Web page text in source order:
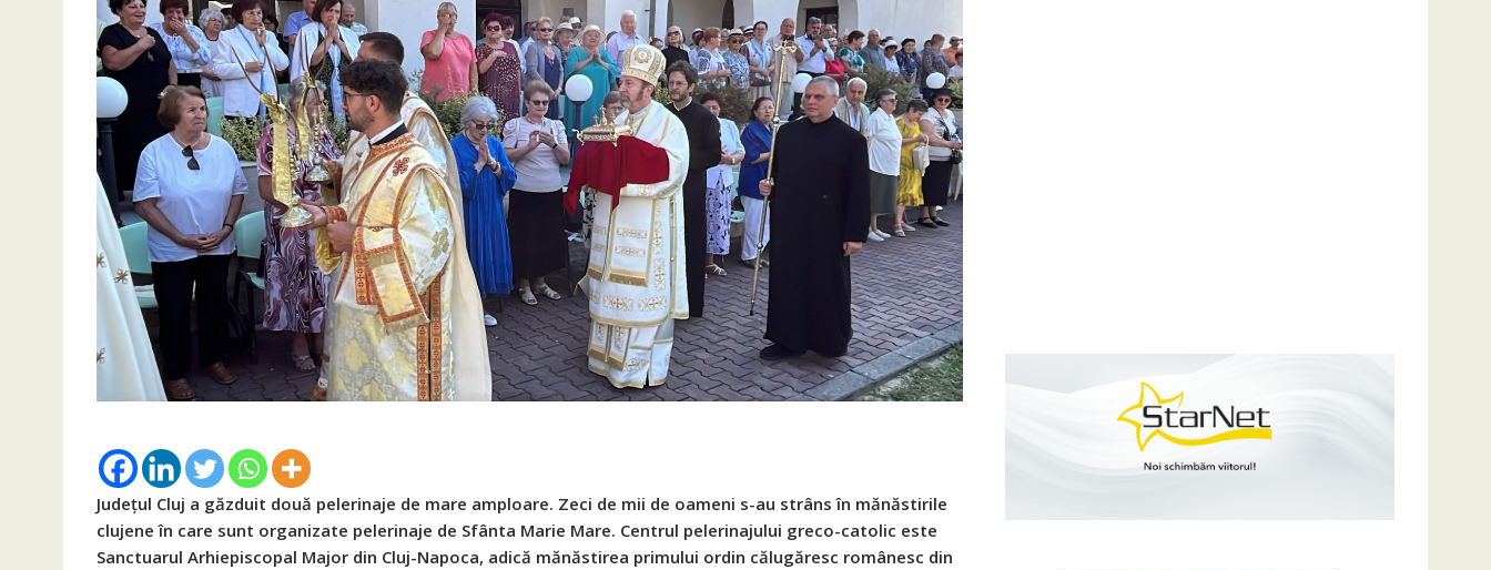
Județul Cluj a găzduit două pelerinaje de mare amploare. Zeci de mii de oameni s-au strâns în mănăstirile
clujene în care sunt organizate pelerinaje de Sfânta Marie Mare. Centrul pelerinajului greco-catolic este
Sanctuarul Arhiepiscopal Major din Cluj-Napoca, adică mănăstirea primului ordin călugăresc românesc din